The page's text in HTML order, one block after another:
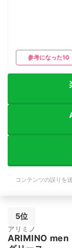
参考になった10
コンテンツの誤りを
5位
アリミノ
ARIMINO men